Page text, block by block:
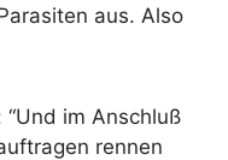
aus. Also
“Und im Anschluß
rennen